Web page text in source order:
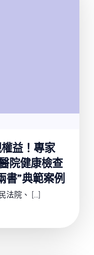
益！專家
院健康檢查
書”典範案例
法院、 […]